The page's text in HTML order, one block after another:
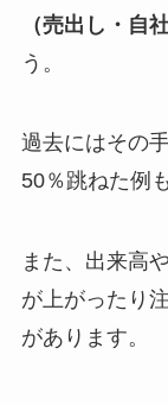
（売出し・自
う。
過去にはその
50％跳ねた例も
また、出来高
が上がったり
があります。